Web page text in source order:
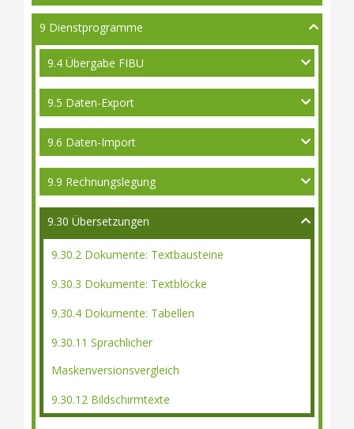
9 Dienstprogramme
9.4 Übergabe FIBU
9.5 Daten-Export
9.6 Daten-Import
9.9 Rechnungslegung
9.30 Übersetzungen
9.30.2 Dokumente: Textbausteine
9.30.3 Dokumente: Textblöcke
9.30.4 Dokumente: Tabellen
9.30.11 Sprachlicher
Maskenversionsvergleich
9.30.12 Bildschirmtexte